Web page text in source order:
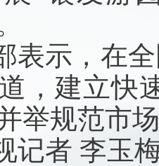
表示，在
，建立快
举规范市
记者 李玉